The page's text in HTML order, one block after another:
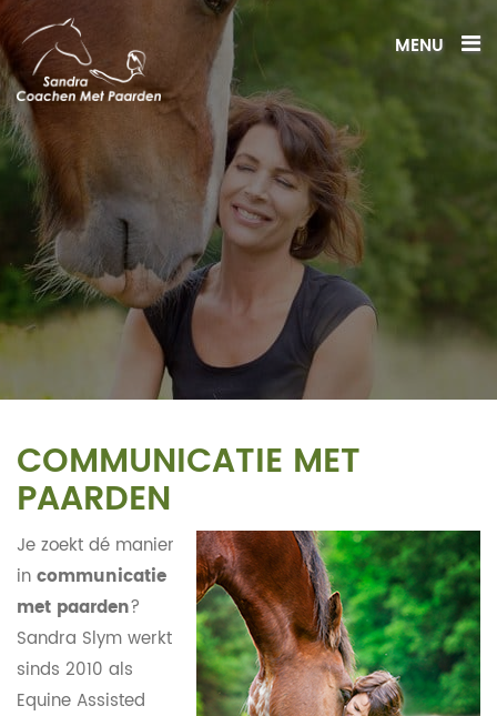
MENU
COMMUNICATIE MET
PAARDEN
Je zoekt dé manier
in communicatie
met paarden?
Sandra Slym werkt
sinds 2010 als
Equine Assisted